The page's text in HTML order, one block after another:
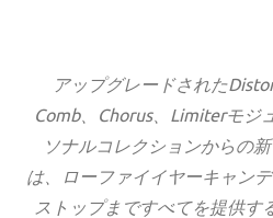
アップグレードされた
Comb、Chorus、Limiterモジ
ソナルコレクションからの
は、ローファイイヤーキャン
ストップまですべてを提供す